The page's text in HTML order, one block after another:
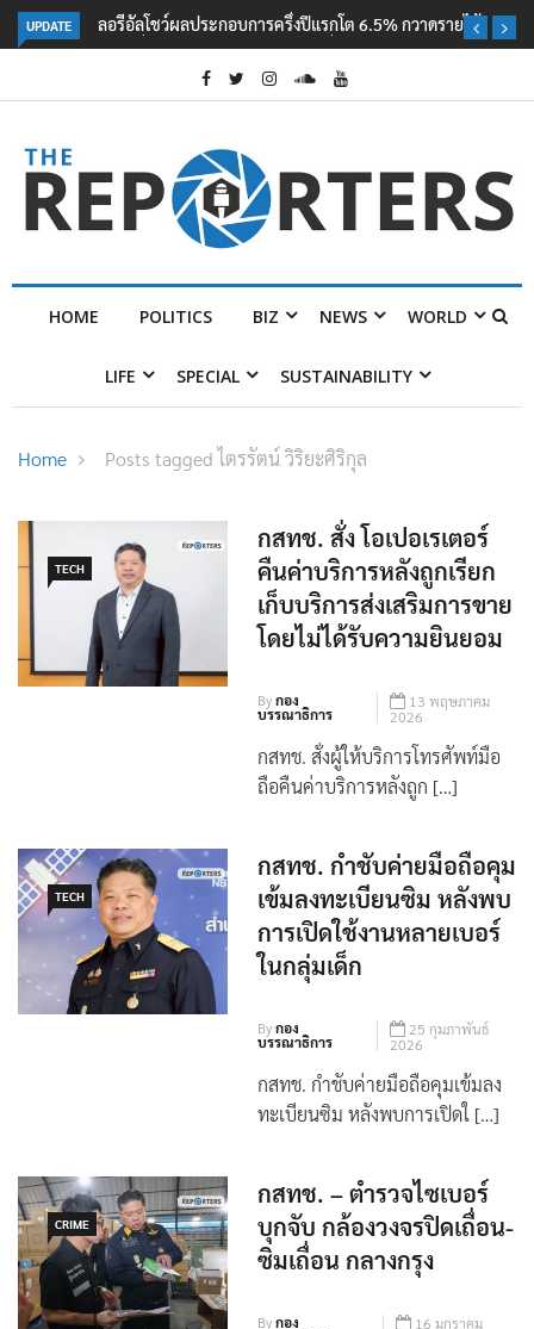
UPDATE
ลอรีอัลโชว์ผลประกอบการครึ่งปีแรกโต 6.5% กวาดรายได้ 2.3 หมื่นล้านยูโร
คว้าไลเซนส์ ‘กุชชี่’ 50 ปี พร้อมส่ง 4 แบรนด์ใหม่บุกตลาดไทย
POLITICS BIZ NEWS WORLD
กสทช. สั่ง โอเปอเรเตอร์
คืนค่าบริการหลังถูกเรียก
เก็บบริการส่งเสริมการขาย
โดยไม่ได้รับความยินยอม
Byกอง
บรรณาธิการ
13 พฤษภาคม
2026
กสทช. สั่งผู้ให้บริการโทรศัพท์มือ
กสทช. กำชับค่ายมือถือคุม
เข้มลงทะเบียนซิม หลังพบ
การเปิดใช้งานหลายเบอร์
ในกลุ่มเด็ก
Byกอง
บรรณาธิการ
25 กุมภาพันธ์
2026
CRIME
กสทช. – ตำรวจไซเบอร์
บุกจับ กล้องวงจรปิดเถื่อน-
ซิมเถื่อน กลางกรุง